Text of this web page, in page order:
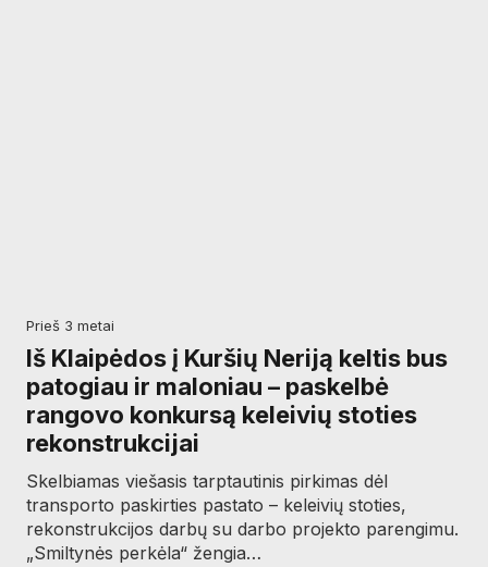
prieš 3 metai
Iš Klaipėdos į Kuršių Neriją keltis bus
patogiau ir maloniau – paskelbė
rangovo konkursą keleivių stoties
rekonstrukcijai
Skelbiamas viešasis tarptautinis pirkimas dėl
transporto paskirties pastato – keleivių stoties,
rekonstrukcijos darbų su darbo projekto parengimu.
„Smiltynės perkėla“ žengia…